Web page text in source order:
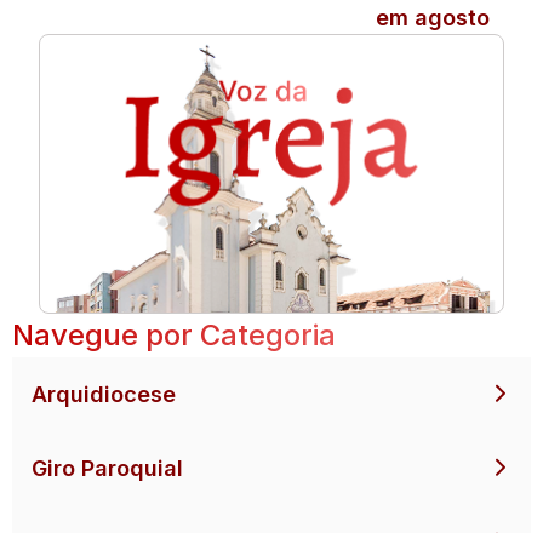
em agosto
Navegue por Categoria
Arquidiocese
Giro Paroquial